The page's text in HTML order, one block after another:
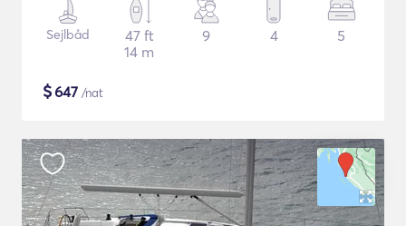
Sejlbåd
47 ft
14 m
9 4 5
$647 /nat